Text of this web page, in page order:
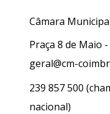
Câmara
Praça 8 de Maio
geral@cm-
239 857 500
nacional)